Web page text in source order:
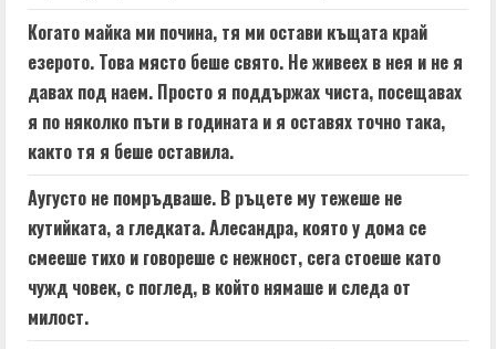
Когато майка ми почина, тя ми остави къщата край
езерото. Това място беше свято. Не живеех в нея и не я
давах под наем. Просто я поддържах чиста, посещавах
я по няколко пъти в годината и я оставях точно така,
както тя я беше оставила.
Аугусто не помръдваше. В ръцете му тежеше не
кутийката, а гледката. Алесандра, която у дома се
смееше тихо и говореше с нежност, сега стоеше като
чужд човек, с поглед, в който нямаше и следа от
милост.